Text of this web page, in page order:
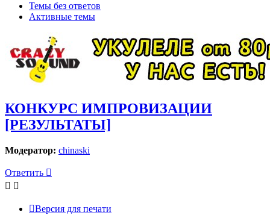
Темы без ответов
Активные темы
КОНКУРС ИМПРОВИЗАЦИИ
[РЕЗУЛЬТАТЫ]
Модератор: chinaski
Ответить
Версия для печати